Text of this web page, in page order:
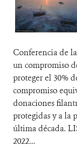
Conferencia de
un compromiso
proteger el 30%
compromiso
donaciones
protegidas y a la
última década.
2022...